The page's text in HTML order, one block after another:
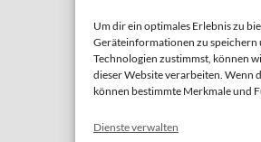
Um dir ein optimales Erlebnis zu
Geräteinformationen zu speichern
Technologien zustimmst, können
dieser Website verarbeiten. Wenn
können bestimmte Merkmale und
Dienste verwalten